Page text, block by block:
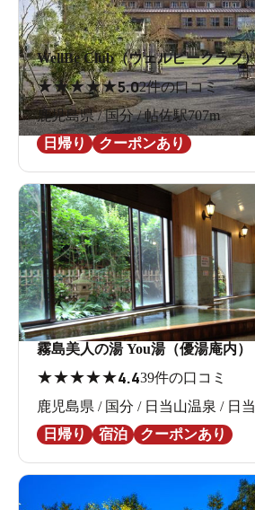
WellBe Club（ウェルビークラブ
★★★★★5.02件の口コミ
鹿児島県 / 国分 / 帖佐駅707m
日帰り
クーポンあり
霧島美人の湯 You湯（優湯庵内）
★★★★★4.439件の口コミ
鹿児島県 / 国分 / 日当山温泉 / 日
日帰り
宿泊 クーポンあり